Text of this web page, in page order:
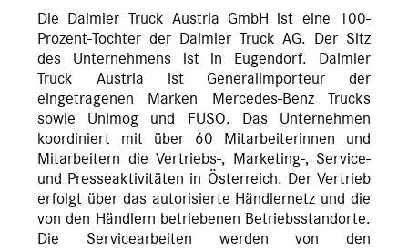
Die Daimler Truck Austria GmbH ist eine 100-
Prozent-Tochter der Daimler Truck AG. Der Sitz
des Unternehmens ist in Eugendorf. Daimler
Truck Austria ist Generalimporteur der
eingetragenen Marken Mercedes-Benz Trucks
sowie Unimog und FUSO. Das Unternehmen
koordiniert mit über 60 Mitarbeiterinnen und
Mitarbeitern die Vertriebs-, Marketing-, Service-
und Presseaktivitäten in Österreich. Der Vertrieb
erfolgt über das autorisierte Händlernetz und die
von den Händlern betriebenen Betriebsstandorte.
Die Servicearbeiten werden von den